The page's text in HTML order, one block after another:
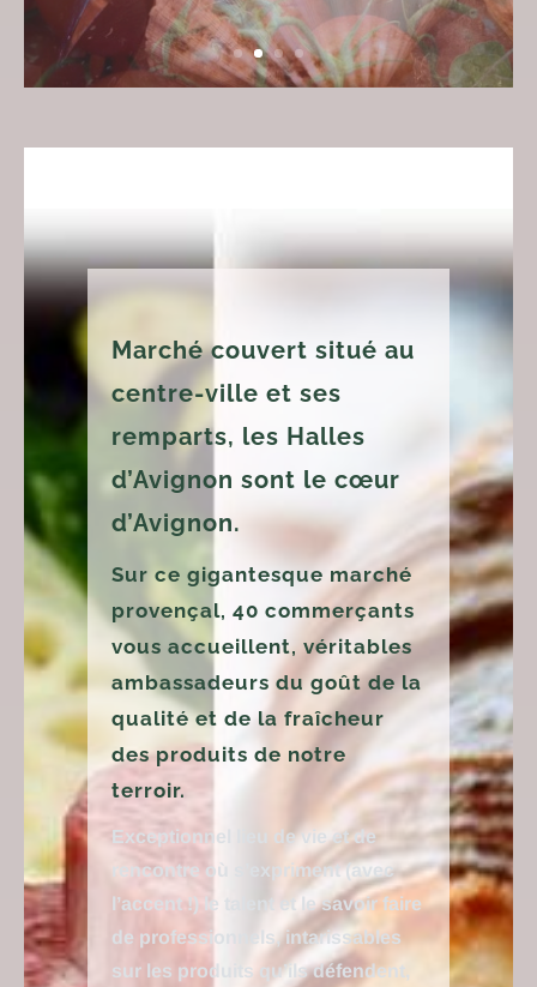
Marché couvert situé au
centre-ville et ses
remparts, les Halles
d’Avignon sont le cœur
d’Avignon.
Sur ce gigantesque marché
provençal, 40 commerçants
vous accueillent, véritables
ambassadeurs du goût de la
qualité et de la fraîcheur
des produits de notre
terroir.
Exceptionnel lieu de vie et de
rencontre où s’expriment (avec
l’accent !) le talent et le savoir faire
de professionnels, intarissables
sur les produits qu’ils défendent,